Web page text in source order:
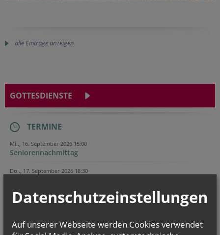
alle Einträge anzeigen
GOTTESDIENSTE
TERMINE
Mi.., 16. September 2026 15:00
Seniorennachmittag
Do.., 17. September 2026 18:30
Do.., 15. Oktober 2026 18:30
Datenschutzeinstellungen
Auf unserer Webseite werden Cookies verwendet